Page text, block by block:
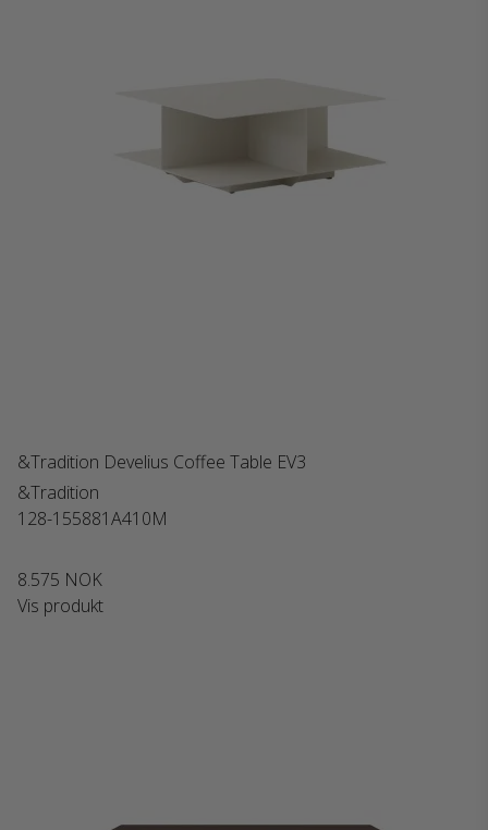
&Tradition Develius Coffee Table EV3
&Tradition
128-155881A410M
8.575 NOK
Vis produkt